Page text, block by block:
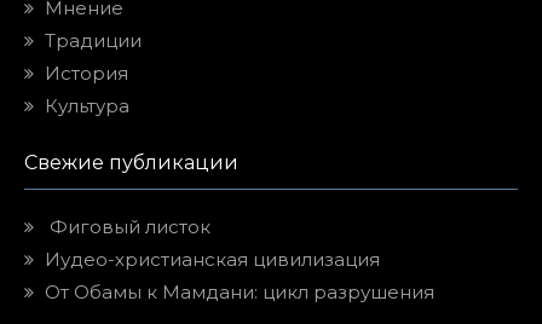
Мнение
Традиции
История
Культура
Свежие публикации
Фиговый листок
Иудео-христианская цивилизация
От Обамы к Мамдани: цикл разрушения